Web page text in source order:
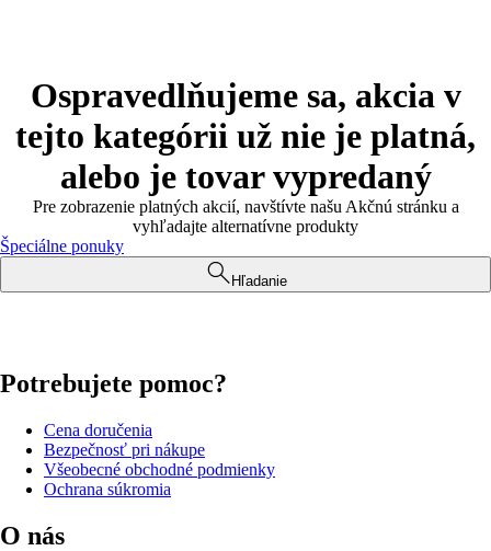
Ospravedlňujeme sa, akcia v
tejto kategórii už nie je platná,
alebo je tovar vypredaný
Pre zobrazenie platných akcií, navštívte našu Akčnú stránku a
vyhľadajte alternatívne produkty
Špeciálne ponuky
Hľadanie
Potrebujete pomoc?
Cena doručenia
Bezpečnosť pri nákupe
Všeobecné obchodné podmienky
Ochrana súkromia
O nás